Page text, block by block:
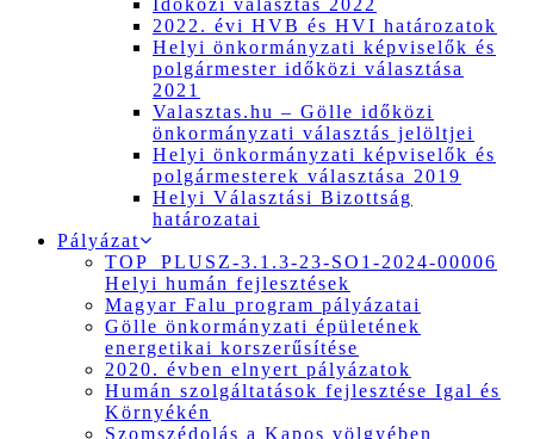
Időközi választás 2022
2022. évi HVB és HVI határozatok
Helyi önkormányzati képviselők és
polgármester időközi választása
2021
Valasztas.hu – Gölle időközi
önkormányzati választás jelöltjei
Helyi önkormányzati képviselők és
polgármesterek választása 2019
Helyi Választási Bizottság
határozatai
Pályázat
TOP_PLUSZ-3.1.3-23-SO1-2024-00006
Helyi humán fejlesztések
Magyar Falu program pályázatai
Gölle önkormányzati épületének
energetikai korszerűsítése
2020. évben elnyert pályázatok
Humán szolgáltatások fejlesztése Igal és
Környékén
Szomszédolás a Kapos völgyében